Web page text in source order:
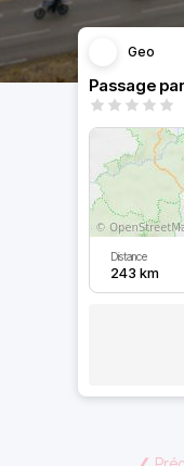
Geo
Passage
Distance
243 km